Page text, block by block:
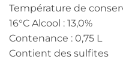
Température de
16°C Alcool : 13,0%
Contenance : 0,75 L
Contient des sulfites